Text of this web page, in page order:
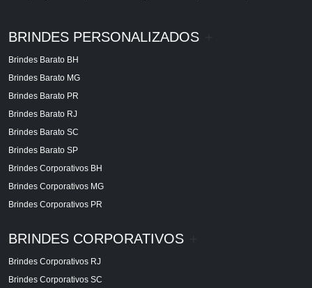
BRINDES PERSONALIZADOS
Brindes Barato BH
Brindes Barato MG
Brindes Barato PR
Brindes Barato RJ
Brindes Barato SC
Brindes Barato SP
Brindes Corporativos BH
Brindes Corporativos MG
Brindes Corporativos PR
BRINDES CORPORATIVOS
Brindes Corporativos RJ
Brindes Corporativos SC